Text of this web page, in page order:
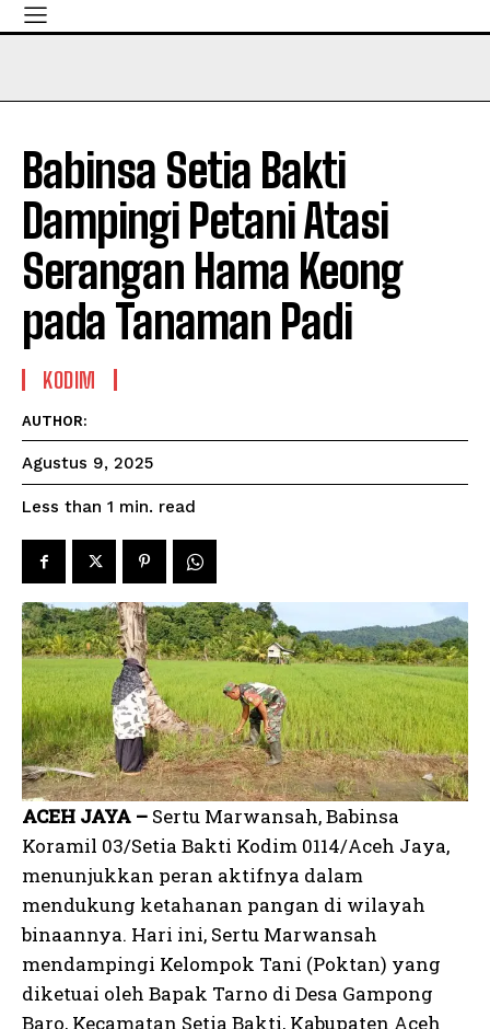
Babinsa Setia Bakti
Dampingi Petani Atasi
Serangan Hama Keong
pada Tanaman Padi
KODIM
AUTHOR:
Agustus 9, 2025
Less than 1 min. read
ACEH JAYA – Sertu Marwansah, Babinsa
Koramil 03/Setia Bakti Kodim 0114/Aceh Jaya,
menunjukkan peran aktifnya dalam
mendukung ketahanan pangan di wilayah
binaannya. Hari ini, Sertu Marwansah
mendampingi Kelompok Tani (Poktan) yang
diketuai oleh Bapak Tarno di Desa Gampong
Baro, Kecamatan Setia Bakti, Kabupaten Aceh